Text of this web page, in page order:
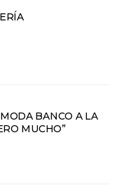
BANCO A LA
MUCHO”